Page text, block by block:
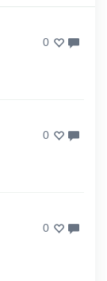
0
0
0